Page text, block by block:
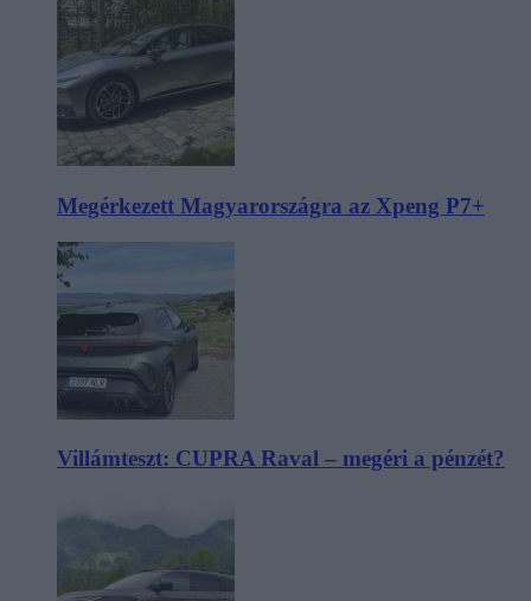
Megérkezett Magyarországra az Xpeng P7+
Villámteszt: CUPRA Raval – megéri a pénzét?